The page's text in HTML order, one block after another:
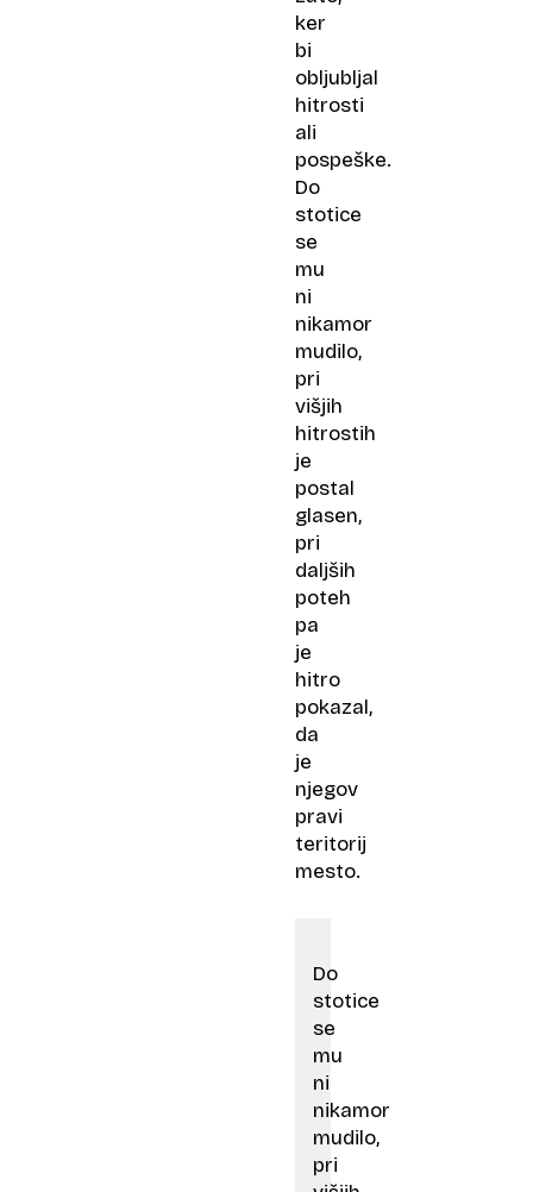
ker
bi
obljubljal
hitrosti
ali
pospeške.
Do
stotice
se
mu
ni
nikamor
mudilo,
pri
višjih
hitrostih
je
postal
glasen,
pri
daljših
poteh
pa
je
hitro
pokazal,
da
je
njegov
pravi
teritorij
mesto.
Do
stotice
se
mu
ni
nikamor
mudilo,
pri